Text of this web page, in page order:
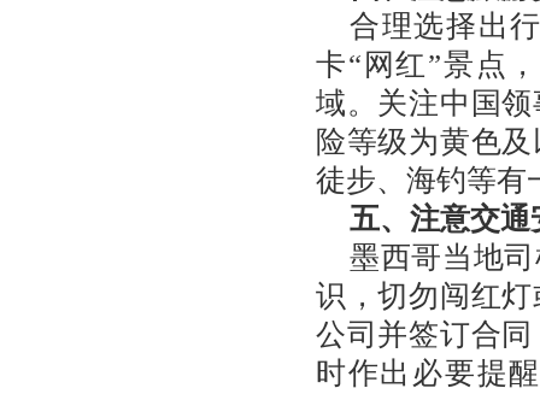
合理选择出
卡“网红”景点
域。关注中国
险等级为黄色
徒步、海钓等有
五、注意交通
墨西哥当地
识，切勿闯红
公司并签订合
时作出必要提